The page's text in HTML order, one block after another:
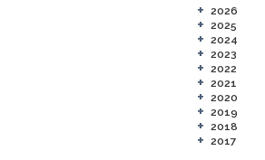
+ 2026
+ 2025
+ 2024
+ 2023
+ 2022
+ 2021
+ 2020
+ 2019
+ 2018
+ 2017